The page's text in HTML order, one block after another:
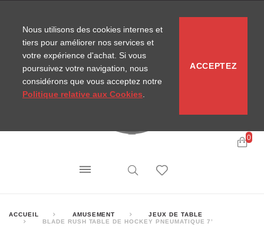
0
ACCUEIL AMUSEMENT
JEUX DE TABLE
BLADE RUSH TABLE DE HOCKEY PNEUMATIQUE 7’
Nous utilisons des cookies internes et
tiers pour améliorer nos services et
votre expérience d'achat. Si vous
poursuivez votre navigation, nous
considérons que vous acceptez notre
Politique relative aux Cookies
ACCEPTEZ